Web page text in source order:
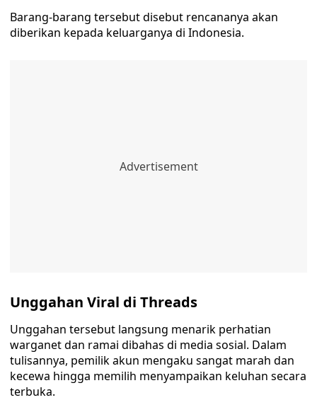
Barang-barang tersebut disebut rencananya akan
diberikan kepada keluarganya di Indonesia.
Unggahan Viral di Threads
Unggahan tersebut langsung menarik perhatian
warganet dan ramai dibahas di media sosial. Dalam
tulisannya, pemilik akun mengaku sangat marah dan
kecewa hingga memilih menyampaikan keluhan secara
terbuka.